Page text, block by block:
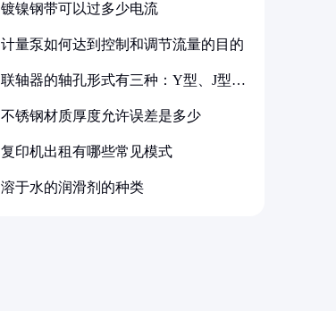
镀镍钢带可以过多少电流
计量泵如何达到控制和调节流量的目的
联轴器的轴孔形式有三种：Y型、J型、
不锈钢材质厚度允许误差是多少
复印机出租有哪些常见模式
溶于水的润滑剂的种类